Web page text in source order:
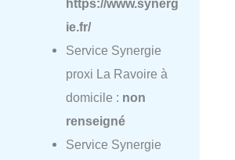
https://www.synerg
ie.fr/
Service Synergie
proxi La Ravoire à
domicile : non
renseigné
Service Synergie